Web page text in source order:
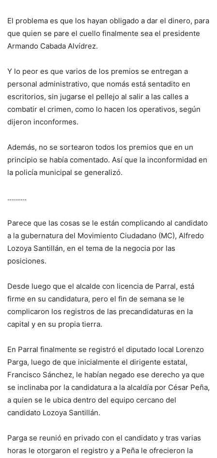
El problema es que los hayan obligado a dar el dinero, para
que quien se pare el cuello finalmente sea el presidente
Armando Cabada Alvídrez.
Y lo peor es que varios de los premios se entregan a
personal administrativo, que nomás está sentadito en
escritorios, sin jugarse el pellejo al salir a las calles a
combatir el crimen, como lo hacen los operativos, según
dijeron inconformes.
Además, no se sortearon todos los premios que en un
principio se había comentado. Así que la inconformidad en
la policía municipal se generalizó.
……….
Parece que las cosas se le están complicando al candidato
a la gubernatura del Movimiento Ciudadano (MC), Alfredo
Lozoya Santillán, en el tema de la negocia por las
posiciones.
Desde luego que el alcalde con licencia de Parral, está
firme en su candidatura, pero el fin de semana se le
complicaron los registros de las precandidaturas en la
capital y en su propia tierra.
En Parral finalmente se registró el diputado local Lorenzo
Parga, luego de que inicialmente el dirigente estatal,
Francisco Sánchez, le habían negado ese derecho ya que
se inclinaba por la candidatura a la alcaldía por César Peña,
a quien se le ubica dentro del equipo cercano del
candidato Lozoya Santillán.
Parga se reunió en privado con el candidato y tras varias
horas le otorgaron el registro y a Peña le ofrecieron la